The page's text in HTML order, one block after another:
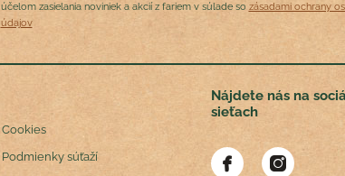
účelom zasielania noviniek a akcií z fariem v súlade so zásadami ochrany
údajov
Cookies
Podmienky súťaží
Nájdete nás na
sieťach